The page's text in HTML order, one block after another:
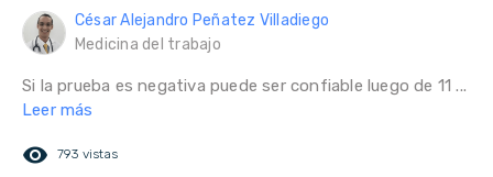
César Alejandro Peñatez Villadiego
Medicina del trabajo
Si la prueba es negativa puede ser confiable luego de 11 ...
Leer más
remove_red_eye 793 vistas